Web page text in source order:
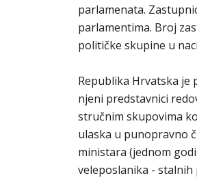
parlamenata.
parlamentima. Broj
političke skupine u
Republika Hrvatska je
njeni predstavnici
stručnim skupovima
ulaska u punopravno
ministara (jednom
veleposlanika - stalnih